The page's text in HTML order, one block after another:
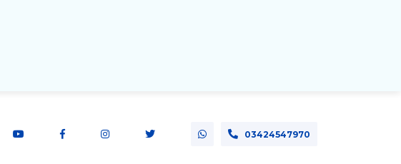
03424547970